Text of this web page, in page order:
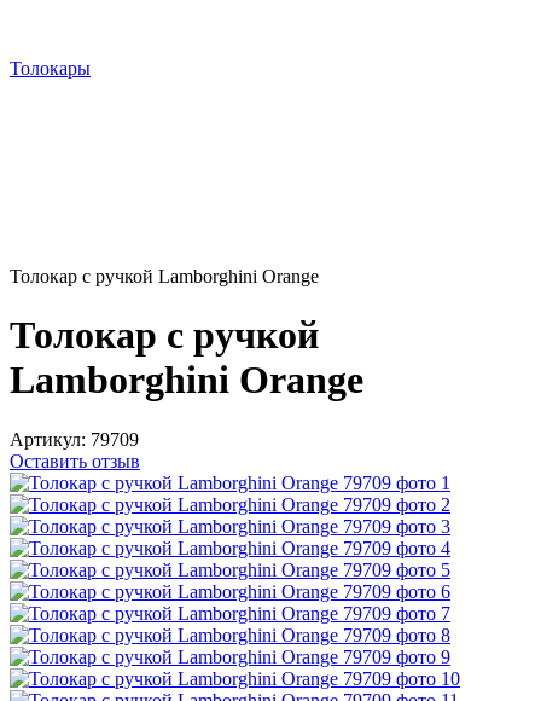
Толокары
Толокар с ручкой Lamborghini Orange
Толокар с ручкой
Lamborghini Orange
Артикул: 79709
Оставить отзыв